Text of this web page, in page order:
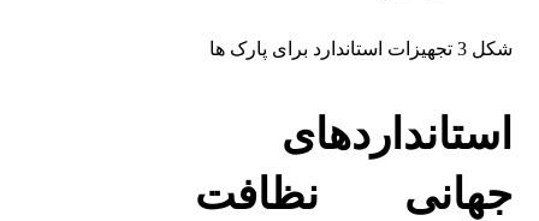
شکل 3 تجهیزات استاندارد برای پارک‌ ها
استانداردهای
جهانی نظافت
درباره
شرکت
آخرین
مقالات